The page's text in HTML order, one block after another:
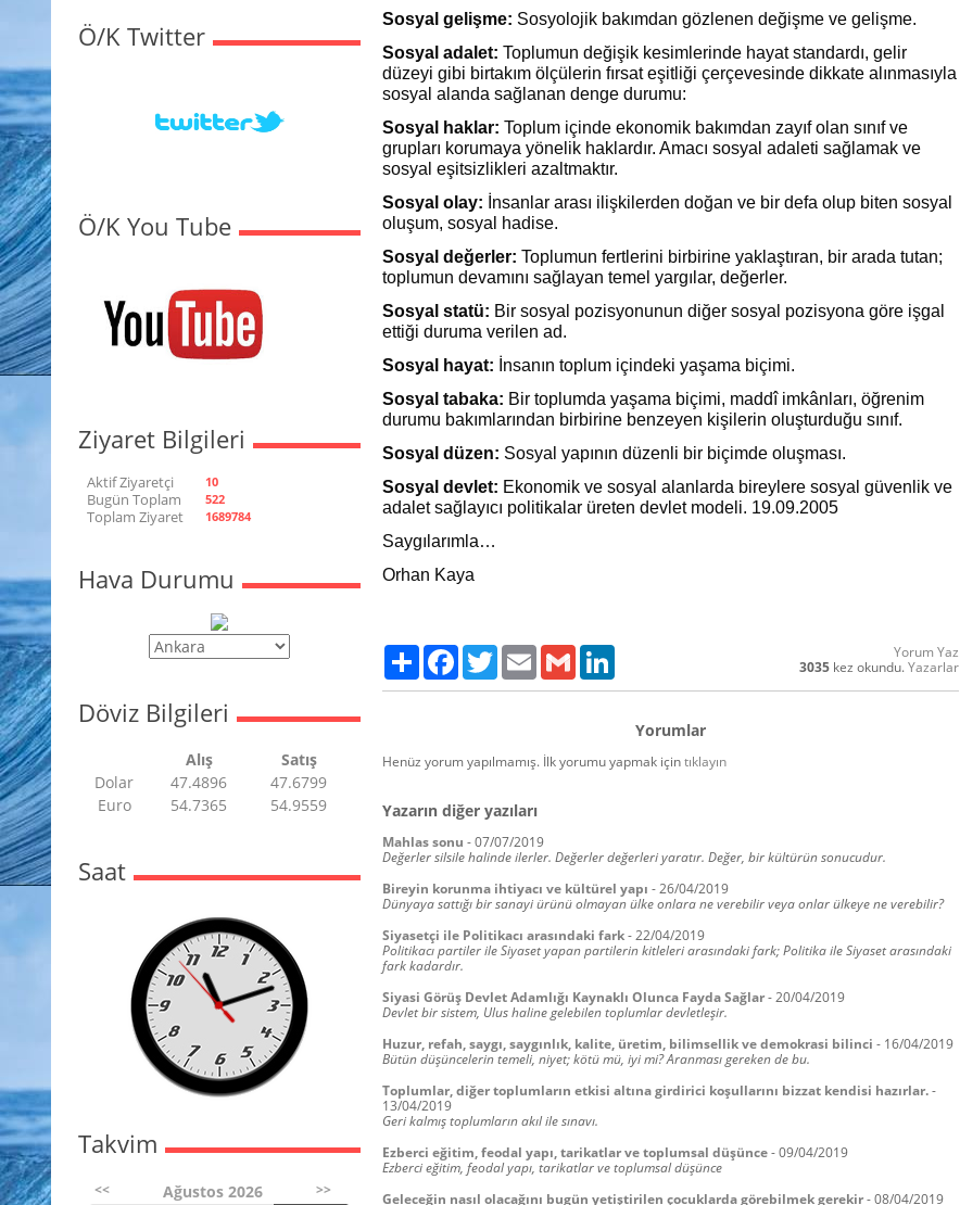
Ö/K Twitter
Ö/K You Tube
Ziyaret Bilgileri
Aktif Ziyaretçi 10
Bugün Toplam 522
Toplam Ziyaret 1689784
Hava Durumu
Döviz Bilgileri
Alış
Satış
Dolar
47.4896
47.6799
Euro
54.7365 54.9559
Saat
Takvim
<< Ağustos 2026 >>
Sosyal gelişme: Sosyolojik bakımdan gözlenen değişme ve gelişme.
Sosyal adalet: Toplumun değişik kesimlerinde hayat standardı, gelir
düzeyi gibi birtakım ölçülerin fırsat eşitliği çerçevesinde dikkate alınmasıyla
sosyal alanda sağlanan denge durumu:
Sosyal haklar: Toplum içinde ekonomik bakımdan zayıf olan sınıf ve
grupları korumaya yönelik haklardır. Amacı sosyal adaleti sağlamak ve
sosyal eşitsizlikleri azaltmaktır.
Sosyal olay: İnsanlar arası ilişkilerden doğan ve bir defa olup biten sosyal
oluşum, sosyal hadise.
Sosyal değerler: Toplumun fertlerini birbirine yaklaştıran, bir arada tutan;
toplumun devamını sağlayan temel yargılar, değerler.
Sosyal statü: Bir sosyal pozisyonunun diğer sosyal pozisyona göre işgal
ettiği duruma verilen ad.
Sosyal hayat: İnsanın toplum içindeki yaşama biçimi.
Sosyal tabaka: Bir toplumda yaşama biçimi, maddî imkânları, öğrenim
durumu bakımlarından birbirine benzeyen kişilerin oluşturduğu sınıf.
Sosyal düzen: Sosyal yapının düzenli bir biçimde oluşması.
Sosyal devlet: Ekonomik ve sosyal alanlarda bireylere sosyal güvenlik ve
adalet sağlayıcı politikalar üreten devlet modeli. 19.09.2005
Saygılarımla…
Orhan Kaya
Paylaş FacebookTwitter Email Gmail
Yorum Yaz
3035 kez okundu.Yazarlar
Yorumlar
Henüz yorum yapılmamış. İlk yorumu yapmak içintıklayın
Yazarın diğer yazıları
Mahlas sonu -07/07/2019
Değerler silsile halinde ilerler. Değerler değerleri yaratır. Değer, bir kültürün sonucudur.
Bireyin korunma ihtiyacı ve kültürel yapı -26/04/2019
Dünyaya sattığı bir sanayi ürünü olmayan ülke onlara ne verebilir veya onlar ülkeye ne verebilir?
Siyasetçi ile Politikacı arasındaki fark-22/04/2019
Politikacı partiler ile Siyaset yapan partilerin kitleleri arasındaki fark; Politika ile Siyaset arasındaki
fark kadardır.
Siyasi Görüş Devlet Adamlığı Kaynaklı Olunca Fayda Sağlar-20/04/2019
Devlet bir sistem, Ulus haline gelebilen toplumlar devletleşir.
Huzur, refah, saygı, saygınlık, kalite, üretim, bilimsellik ve demokrasi bilinci - 16/04/2019
Bütün düşüncelerin temeli, niyet; kötü mü, iyi mi? Aranması gereken de bu.
Toplumlar, diğer toplumların etkisi altına girdirici koşullarını bizzat kendisi hazırlar.-
13/04/2019
Geri kalmış toplumların akıl ile sınavı.
Ezberci eğitim, feodal yapı, tarikatlar ve toplumsal düşünce-09/04/2019
Ezberci eğitim, feodal yapı, tarikatlar ve toplumsal düşünce
Geleceğin nasıl olacağını bugün yetiştirilen çocuklarda görebilmek gerekir-08/04/2019